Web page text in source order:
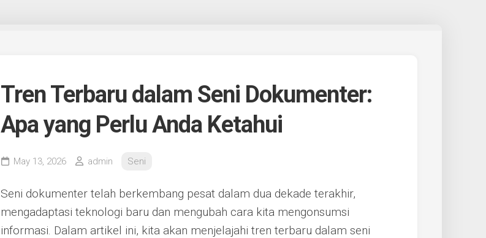
Tren Terbaru dalam Seni Dokumenter:
Apa yang Perlu Anda Ketahui
May 13, 2026 admin Seni
Seni dokumenter telah berkembang pesat dalam dua dekade terakhir,
mengadaptasi teknologi baru dan mengubah cara kita mengonsumsi
informasi. Dalam artikel ini, kita akan menjelajahi tren terbaru dalam seni